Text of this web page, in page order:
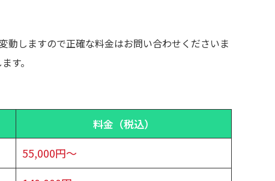
動しますので正確な料金はお問い合わせくださいま
す。
料金（税込）
55,000円～